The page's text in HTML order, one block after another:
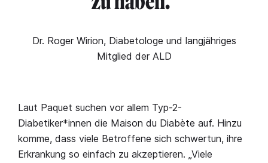
Dr. Roger Wirion, Diabetologe und langjähriges
Mitglied der ALD
Laut Paquet suchen vor allem Typ-2-
Diabetiker*innen die Maison du Diabète auf. Hinzu
komme, dass viele Betroffene sich schwertun, ihre
Erkrankung so einfach zu akzeptieren. „Viele